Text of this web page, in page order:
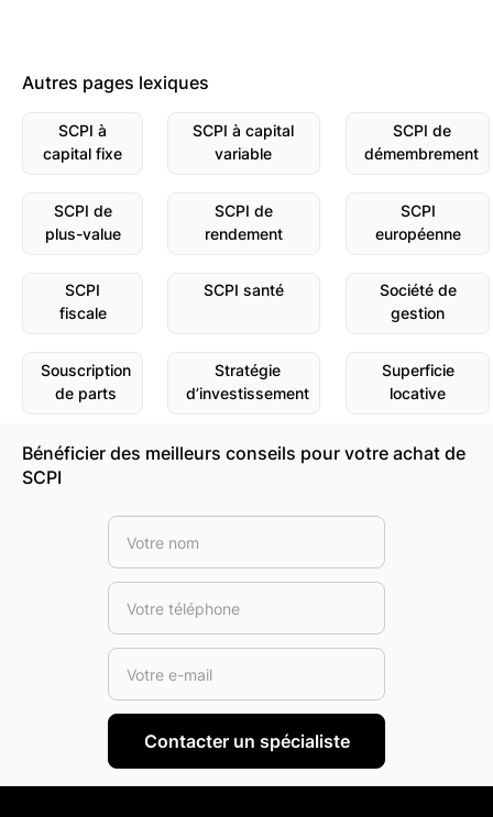
Autres pages lexiques
SCPI à
capital fixe
SCPI à capital
variable
SCPI de
démembrement
SCPI de
plus-value
SCPI de
rendement
SCPI
européenne
SCPI
fiscale
SCPI santé
Société de
gestion
Souscription
de parts
Stratégie
d’investissement
Superficie
locative
Bénéficier des meilleurs conseils pour votre achat de
SCPI